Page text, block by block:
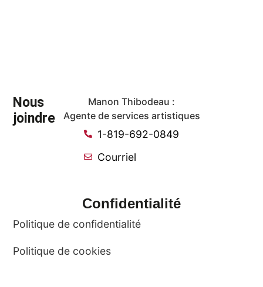
Nous
joindre
Manon Thibodeau :
Agente de services artistiques
1-819-692-0849
Courriel
Confidentialité
Politique de confidentialité
Politique de cookies